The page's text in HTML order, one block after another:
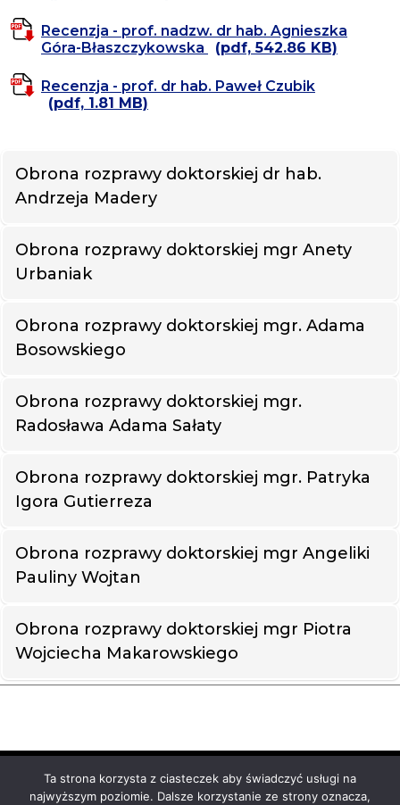
Recenzja - prof. nadzw. dr hab. Agnieszka
Góra-Błaszczykowska
(pdf, 542.86 KB)
Recenzja - prof. dr hab. Paweł Czubik
(pdf, 1.81 MB)
Obrona rozprawy doktorskiej dr hab.
Andrzeja Madery
Obrona rozprawy doktorskiej mgr Anety
Urbaniak
Obrona rozprawy doktorskiej mgr. Adama
Bosowskiego
Obrona rozprawy doktorskiej mgr.
Radosława Adama Sałaty
Obrona rozprawy doktorskiej mgr. Patryka
Igora Gutierreza
Obrona rozprawy doktorskiej mgr Angeliki
Pauliny Wojtan
Obrona rozprawy doktorskiej mgr Piotra
Wojciecha Makarowskiego
Uniwersytet VIZJA
ul. Okopowa 59, 01-043 Warszawa
Ta strona korzysta z ciasteczek aby świadczyć usługi na
najwyższym poziomie. Dalsze korzystanie ze strony oznacza,